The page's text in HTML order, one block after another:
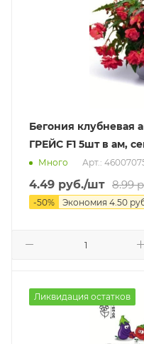
Бегония клубневая
ГРЕЙС F1 5шт в ам,
Много Арт.:
4.49 руб./шт 8.99
-50% Экономия 4.50
Ликвидация остатков